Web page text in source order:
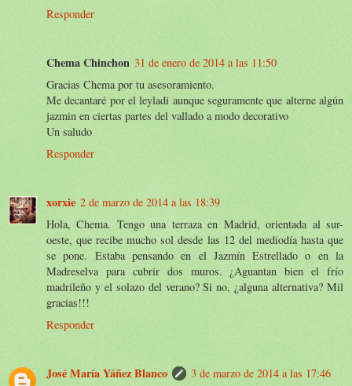
Responder
Chema Chinchon 31 de enero de 2014 a las 11:50
Gracias Chema por tu asesoramiento.
Me decantaré por el leyladi aunque seguramente que alterne algún
jazmin en ciertas partes del vallado a modo decorativo
Un saludo
Responder
xorxie 2 de marzo de 2014 a las 18:39
Hola, Chema. Tengo una terraza en Madrid, orientada al sur-
oeste, que recibe mucho sol desde las 12 del mediodía hasta que
se pone. Estaba pensando en el Jazmín Estrellado o en la
Madreselva para cubrir dos muros. ¿Aguantan bien el frío
madrileño y el solazo del verano? Si no, ¿alguna alternativa? Mil
gracias!!!
Responder
José María Yáñez Blanco
3 de marzo de 2014 a las 17:46